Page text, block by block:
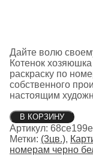
Дайте волю
Котенок
раскраску по
собственного
настоящим
Количество
товара
Котенок
хозяюшка
В КОРЗИНУ
Артикул:
Метки: (3цв.),
номерам черно